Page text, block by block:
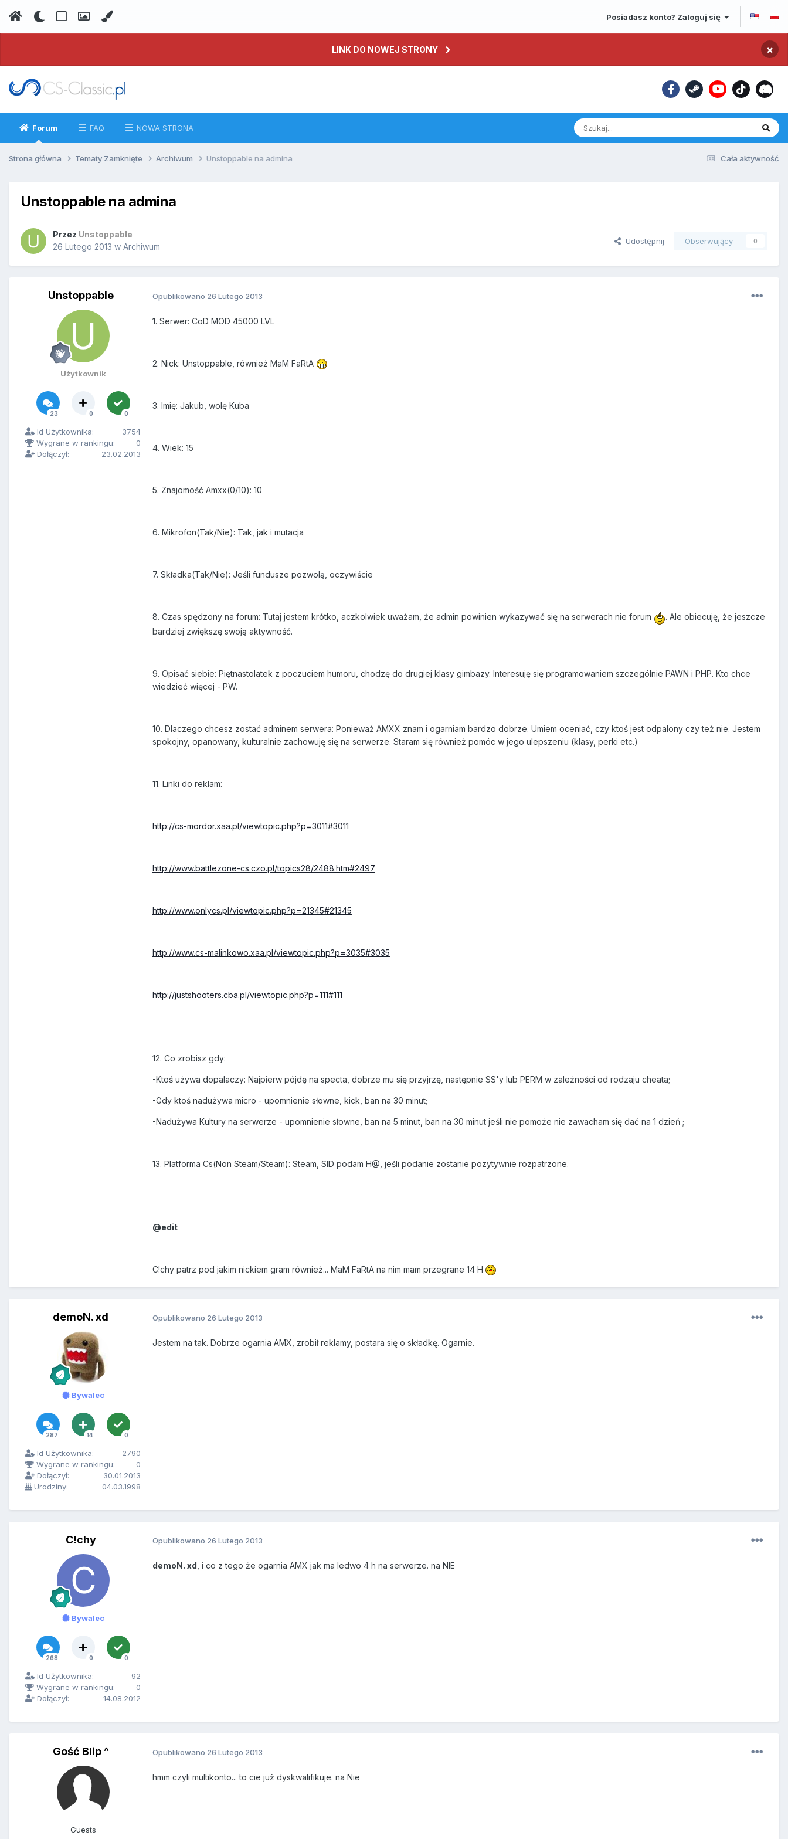
Posiadasz konto? Zaloguj się
LINK DO NOWEJ STRONY ×
Forum FAQ NOWA STRONA
Cała aktywność
Strona główna Tematy Zamknięte Archiwum Unstoppable na admina
Unstoppable na admina
Przez Unstoppable
26 Lutego 2013 w Archiwum
Udostępnij Obserwujący 0
Unstoppable
Użytkownik
23 0 0
Id Użytkownika:
3754
Wygrane w rankingu:
0
Dołączył:
23.02.2013
Opublikowano 26 Lutego 2013
1. Serwer: CoD MOD 45000 LVL
2. Nick: Unstoppable, również MaM FaRtA
3. Imię: Jakub, wolę Kuba
4. Wiek: 15
5. Znajomość Amxx(0/10): 10
6. Mikrofon(Tak/Nie): Tak, jak i mutacja
7. Składka(Tak/Nie): Jeśli fundusze pozwolą, oczywiście
8. Czas spędzony na forum: Tutaj jestem krótko, aczkolwiek uważam, że admin powinien wykazywać się na serwerach nie forum
. Ale obiecuję, że jeszcze
bardziej zwiększę swoją aktywność.
9. Opisać siebie: Piętnastolatek z poczuciem humoru, chodzę do drugiej klasy gimbazy. Interesuję się programowaniem szczególnie PAWN i PHP. Kto chce
wiedzieć więcej - PW.
10. Dlaczego chcesz zostać adminem serwera: Ponieważ AMXX znam i ogarniam bardzo dobrze. Umiem oceniać, czy ktoś jest odpalony czy też nie. Jestem
spokojny, opanowany, kulturalnie zachowuję się na serwerze. Staram się również pomóc w jego ulepszeniu (klasy, perki etc.)
11. Linki do reklam:
http://cs-mordor.xaa.pl/viewtopic.php?p=3011#3011
http://www.battlezone-cs.czo.pl/topics28/2488.htm#2497
http://www.onlycs.pl/viewtopic.php?p=21345#21345
http://www.cs-malinkowo.xaa.pl/viewtopic.php?p=3035#3035
http://justshooters.cba.pl/viewtopic.php?p=111#111
12. Co zrobisz gdy:
-Ktoś używa dopalaczy: Najpierw pójdę na specta, dobrze mu się przyjrzę, następnie SS'y lub PERM w zależności od rodzaju cheata;
-Gdy ktoś nadużywa micro - upomnienie słowne, kick, ban na 30 minut;
-Nadużywa Kultury na serwerze - upomnienie słowne, ban na 5 minut, ban na 30 minut jeśli nie pomoże nie zawacham się dać na 1 dzień ;
13. Platforma Cs(Non Steam/Steam): Steam, SID podam H@, jeśli podanie zostanie pozytywnie rozpatrzone.
@edit
C!chy patrz pod jakim nickiem gram również... MaM FaRtA na nim mam przegrane 14 H
demoN. xd
Bywalec
287 14 0
Id Użytkownika:
2790
Wygrane w rankingu:
0
Dołączył:
30.01.2013
Urodziny:
04.03.1998
Opublikowano 26 Lutego 2013
Jestem na tak. Dobrze ogarnia AMX, zrobił reklamy, postara się o składkę. Ogarnie.
C!chy
Bywalec
268 0 0
Id Użytkownika:
92
Wygrane w rankingu:
0
Dołączył:
14.08.2012
Opublikowano 26 Lutego 2013
demoN. xd , i co z tego że ogarnia AMX jak ma ledwo 4 h na serwerze. na NIE
Gość Blip ^
Guests
Opublikowano 26 Lutego 2013
hmm czyli multikonto... to cie już dyskwalifikuje. na Nie